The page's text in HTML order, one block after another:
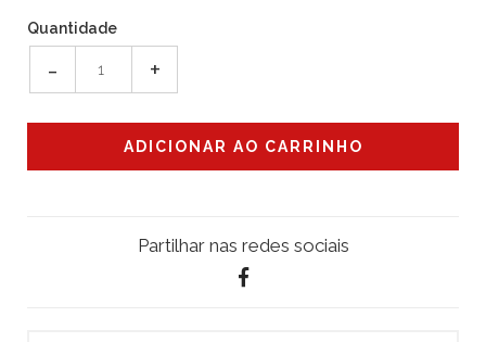
Quantidade
- +
Partilhar nas redes sociais